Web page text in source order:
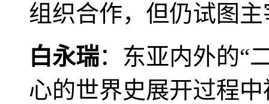
组织合作，但仍试图
白永瑞：东亚内外的“
心的世界史展开过程